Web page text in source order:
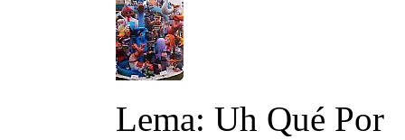
Lema: Uh Qué Por